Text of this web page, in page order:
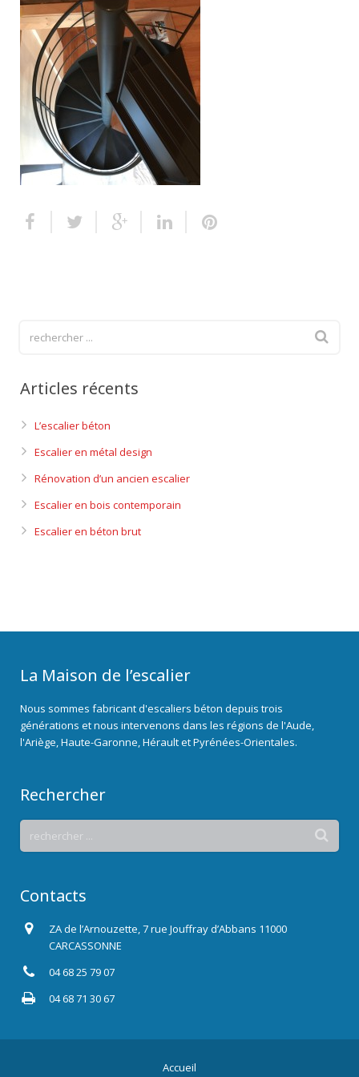
Escalier extérieur
Finitions pour escalier
Articles récents
L’escalier béton
Escalier en métal design
Rénovation d’un ancien escalier
Escalier en bois contemporain
Escalier en béton brut
La Maison de l’escalier
Nous sommes fabricant d'escaliers béton depuis trois
générations et nous intervenons dans les régions de l'Aude,
l'Ariège, Haute-Garonne, Hérault et Pyrénées-Orientales.
Rechercher
Contacts
ZA de l’Arnouzette, 7 rue Jouffray d’Abbans 11000
CARCASSONNE
04 68 25 79 07
04 68 71 30 67
Accueil